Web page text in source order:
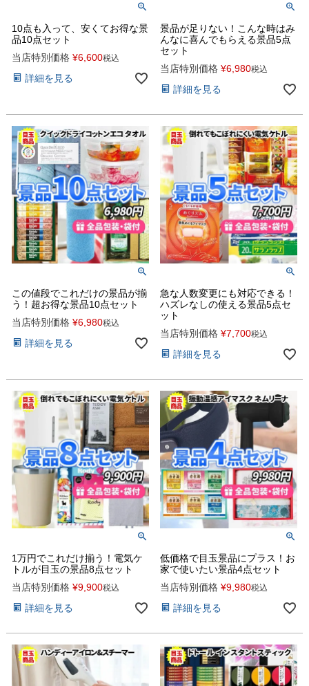
10点も入って、安くてお得な景
品10点セット
当店特別価格 ¥6,600税込
詳細を見る
景品が足りない！こんな時はみ
んなに喜んでもらえる景品5点
セット
当店特別価格 ¥6,980税込
詳細を見る
この値段でこれだけの景品が揃
う！超お得な景品10点セット
当店特別価格 ¥6,980税込
詳細を見る
急な人数変更にも対応できる！
ハズレなしの使える景品5点セ
ット
当店特別価格 ¥7,700税込
詳細を見る
1万円でこれだけ揃う！電気ケ
トルが目玉の景品8点セット
当店特別価格 ¥9,900税込
詳細を見る
低価格で目玉景品にプラス！お
家で使いたい景品4点セット
当店特別価格 ¥9,980税込
詳細を見る